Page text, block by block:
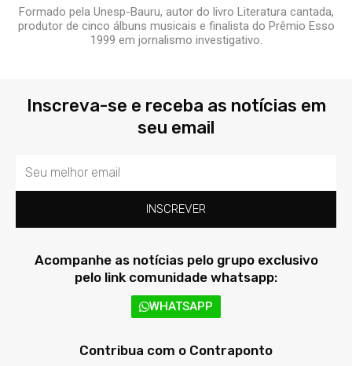
Formado pela Unesp-Bauru, autor do livro Literatura cantada,
produtor de cinco álbuns musicais e finalista do Prêmio Esso
1999 em jornalismo investigativo.
Inscreva-se e receba as notícias em
seu email
Email
INSCREVER
Acompanhe as notícias pelo grupo exclusivo
pelo link comunidade whatsapp:
WHATSAPP
Contribua com o Contraponto